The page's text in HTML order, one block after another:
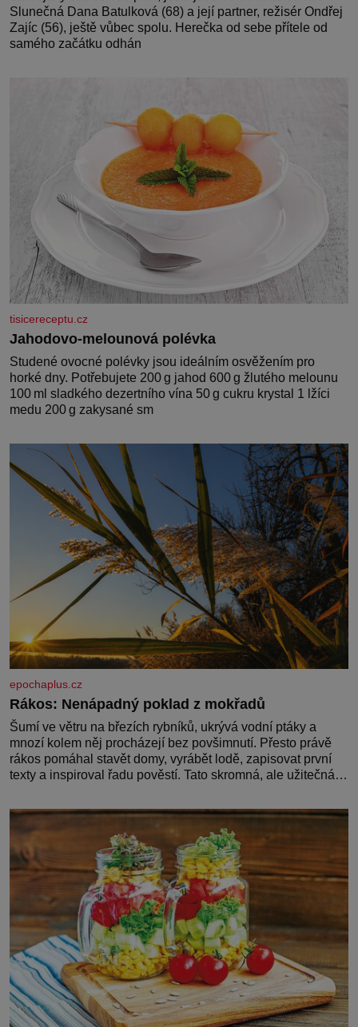
Slunečná Dana Batulková (68) a její partner, režisér Ondřej
Zajíc (56), ještě vůbec spolu. Herečka od sebe přítele od
samého začátku odhán
tisicereceptu.cz
Jahodovo-melounová polévka
Studené ovocné polévky jsou ideálním osvěžením pro
horké dny. Potřebujete 200 g jahod 600 g žlutého melounu
100 ml sladkého dezertního vína 50 g cukru krystal 1 lžíci
medu 200 g zakysané sm
epochaplus.cz
Rákos: Nenápadný poklad z mokřadů
Šumí ve větru na březích rybníků, ukrývá vodní ptáky a
mnozí kolem něj procházejí bez povšimnutí. Přesto právě
rákos pomáhal stavět domy, vyrábět lodě, zapisovat první
texty a inspiroval řadu pověstí. Tato skromná, ale užitečná
rákos jen jako obyčejnou kulisu letního koupání. Stačí se